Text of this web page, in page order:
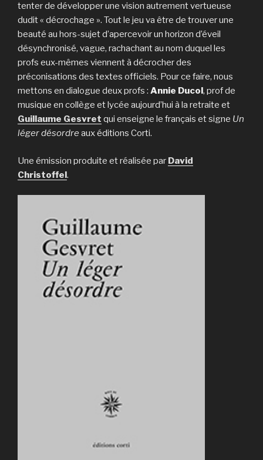
tenter de développer une vision autrement vertueuse
dudit « décrochage ». Tout le jeu va être de trouver une
beauté au hors-sujet d’apercevoir un horizon d’éveil
désynchronisé, vague, rachachant au nom duquel les
profs eux-mêmes viennent à décrocher des
préconisations des textes officiels. Pour ce faire, nous
mettons en dialogue deux profs : Annie Ducol, prof de
musique en collège et lycée aujourd’hui à la retraite et
Guillaume Gesvret qui enseigne le français et signe Un
léger désordre aux éditions Corti.
Une émission produite et réalisée par David
Christoffel.